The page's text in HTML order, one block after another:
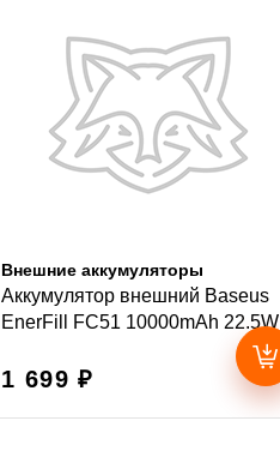
Внешние аккумуляторы
Аккумулятор внешний Baseus
EnerFill FC51 10000mAh 22.5W
1 699 ₽